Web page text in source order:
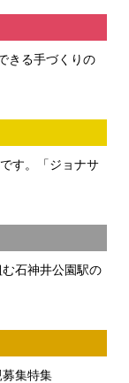
きる手づくりの
す。「ジョナサ
石神井公園駅の
募集特集